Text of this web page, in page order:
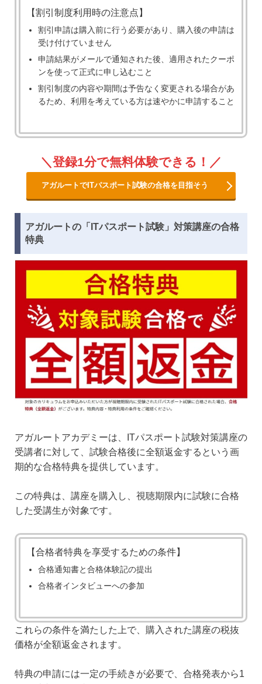
【割引制度利用時の注意点】
割引申請は購入前に行う必要があり、購入後の申請は
受け付けていません
申請結果がメールで通知された後、適用されたクーポ
ンを使って正式に申し込むこと
割引制度の内容や期間は予告なく変更される場合があ
るため、利用を考えている方は速やかに申請すること
登録1分で無料体験できる！
アガルートでITパスポート試験の合格を目指そう
アガルートの「ITパスポート試験」対策講座の合格
特典
アガルートアカデミーは、ITパスポート試験対策講座の
受講者に対して、試験合格後に全額返金するという画
期的な合格特典を提供しています。
この特典は、講座を購入し、視聴期限内に試験に合格
した受講生が対象です。
【合格者特典を享受するための条件】
合格通知書と合格体験記の提出
合格者インタビューへの参加
これらの条件を満たした上で、購入された講座の税抜
価格が全額返金されます。
特典の申請には一定の手続きが必要で、合格発表から1